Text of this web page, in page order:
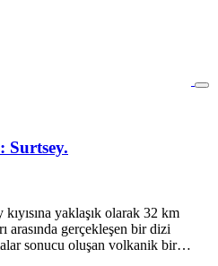
Surtsey.
kıyısına yaklaşık olarak 32 km
arasında gerçekleşen bir dizi
sonucu oluşan volkanik bir…